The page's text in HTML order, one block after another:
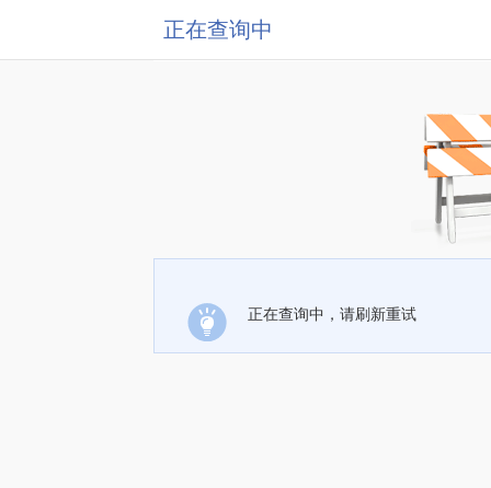
正在查询中
正在查询中，请刷新重试